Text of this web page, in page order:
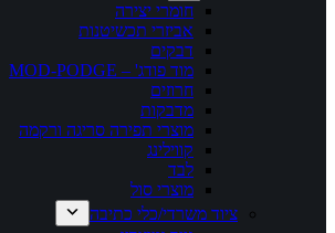
חומרי יצירה
אביזרי תכשיטנות
דבקים
מוד פודג' – MOD-PODGE
חרוזים
מדבקות
מוצרי תפירה סריגה ורקמה
קווילינג
לבד
מוצרי סול
ציוד משרדי/כלי כתיבה